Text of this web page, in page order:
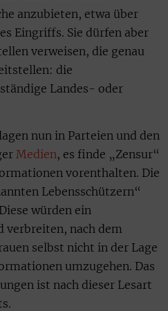
anzubieten, etwa über
Eingriffs. Sie dürfen aber
verweisen, die genau
die
Landes- oder
nun in Parteien und den
Medien, es finde „Zensur“
vorenthalten. Die
Lebensschützern“
würden ein
verbreiten, nach dem
selbst nicht in der Lage
umzugehen. Das
ist nach dieser Lesart